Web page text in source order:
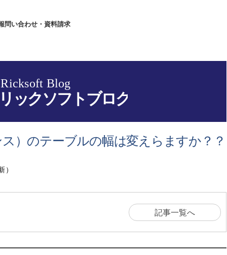
問い合わせ・資料請求
）のテーブルの幅は変えらますか？？
）
記事一覧へ